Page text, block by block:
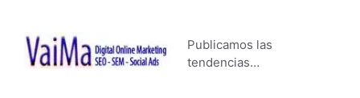
contenido
Publicamos las
tendencias…